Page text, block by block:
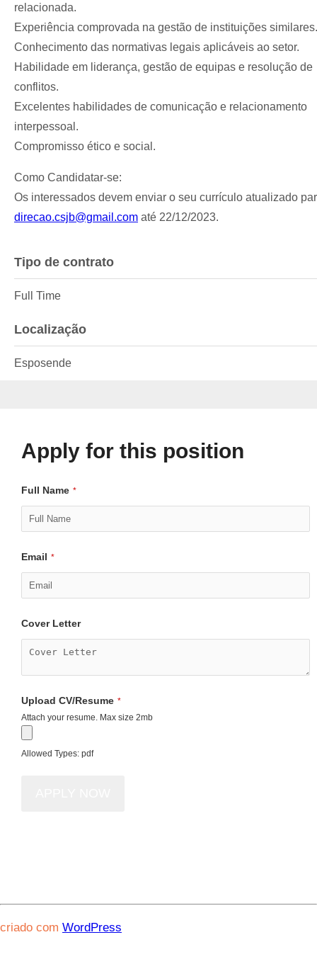
relacionada.
Experiência comprovada na gestão de instituições similares.
Conhecimento das normativas legais aplicáveis ao setor.
Habilidade em liderança, gestão de equipas e resolução de
conflitos.
Excelentes habilidades de comunicação e relacionamento
interpessoal.
Compromisso ético e social.
Como Candidatar-se:
Os interessados devem enviar o seu currículo atualizado
direcao.csjb@gmail.com até 22/12/2023.
Tipo de contrato
Full Time
Localização
Esposende
Apply for this position
Full Name *
Email *
Cover Letter
Upload CV/Resume *
Attach your resume. Max size 2mb
Allowed Types: pdf
criado com WordPress